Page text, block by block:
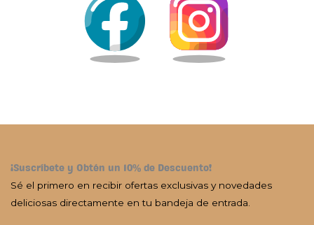
¡Suscríbete y Obtén un 10% de Descuento!
Sé el primero en recibir ofertas exclusivas y novedades
deliciosas directamente en tu bandeja de entrada.